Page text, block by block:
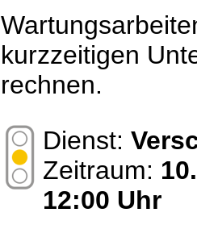
kurzzeitigen
rechnen.
Dienst:
Zeitraum:
12:00 Uhr